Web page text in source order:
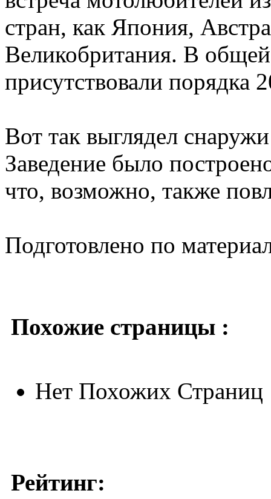
стран, как Япония,
Великобритания. В
присутствовали порядка
Вот так выглядел
Заведение было
что, возможно, также
Подготовлено по
Похожие страницы :
Нет Похожих Страниц
Рейтинг: